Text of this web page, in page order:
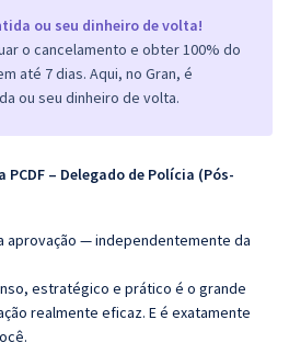
ou seu dinheiro de volta!
o cancelamento e obter 100% do
até 7 dias. Aqui, no Gran, é
ou seu dinheiro de volta.
– Delegado de Polícia (Pós-
aprovação — independentemente da
estratégico e prático é o grande
realmente eficaz. E é exatamente